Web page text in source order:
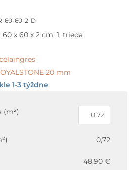
60-60-2-D
x 60 x 2 cm, 1. trieda
20 mm
1-3 týždne
(m²)
0,72
48,90 €